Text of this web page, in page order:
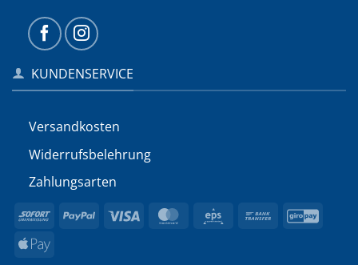
KUNDENSERVICE
Versandkosten
Widerrufs­belehrung
Zahlungsarten
Sofort PayPal Visa MasterCard
Eps
Bank
Apple